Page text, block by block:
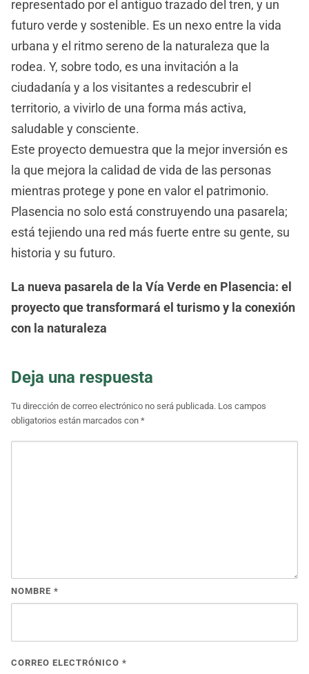
representado por el antiguo trazado del tren, y un
futuro verde y sostenible. Es un nexo entre la vida
urbana y el ritmo sereno de la naturaleza que la
rodea. Y, sobre todo, es una invitación a la
ciudadanía y a los visitantes a redescubrir el
territorio, a vivirlo de una forma más activa,
saludable y consciente.
Este proyecto demuestra que la mejor inversión es
la que mejora la calidad de vida de las personas
mientras protege y pone en valor el patrimonio.
Plasencia no solo está construyendo una pasarela;
está tejiendo una red más fuerte entre su gente, su
historia y su futuro.
La nueva pasarela de la Vía Verde en Plasencia: el
proyecto que transformará el turismo y la conexión
con la naturaleza
Deja una respuesta
Tu dirección de correo electrónico no será publicada. Los campos
obligatorios están marcados con *
NOMBRE *
CORREO ELECTRÓNICO *